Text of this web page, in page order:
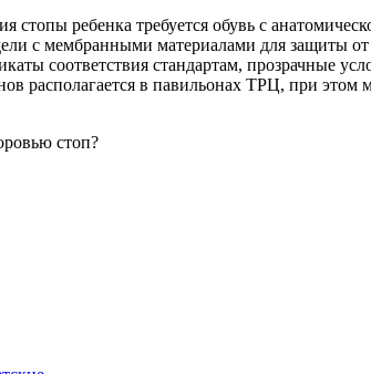
стопы ребенка требуется обувь с
с мембранными материалами для защиты
соответствия стандартам, прозрачные
располагается в павильонах ТРЦ, при
стоп?